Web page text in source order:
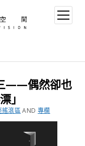
——偶然卻也
」
搖滾區AND 專欄